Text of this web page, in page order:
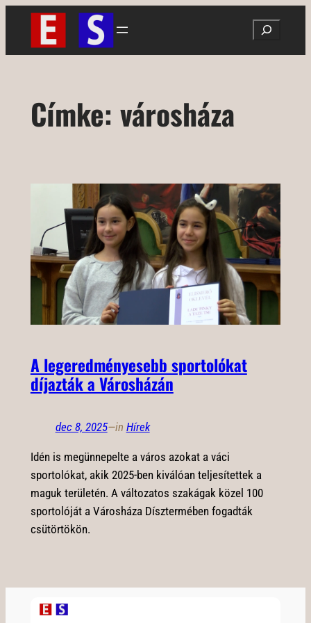
Ugrás
tartalomhoz
Search
Címke: városháza
A legeredményesebb sportolókat
díjazták a Városházán
dec 8, 2025—in Hírek
Idén is megünnepelte a város azokat a váci
sportolókat, akik 2025-ben kiválóan teljesítettek a
maguk területén. A változatos szakágak közel 100
sportolóját a Városháza Dísztermében fogadták
csütörtökön.